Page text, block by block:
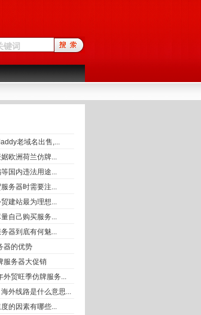
老域名出售,...
欧洲荷兰仿牌...
国内违法用途...
务器时需要注...
建站最为理想...
自己购买服务...
器到底有何魅...
器的优势
服务器大促销
外贸旺季仿牌服务...
外线路是什么意思...
的因素有哪些...